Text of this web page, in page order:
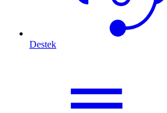
Destek